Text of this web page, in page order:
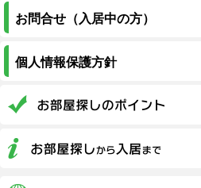
お問合せ（入居中の方）
個人情報保護方針